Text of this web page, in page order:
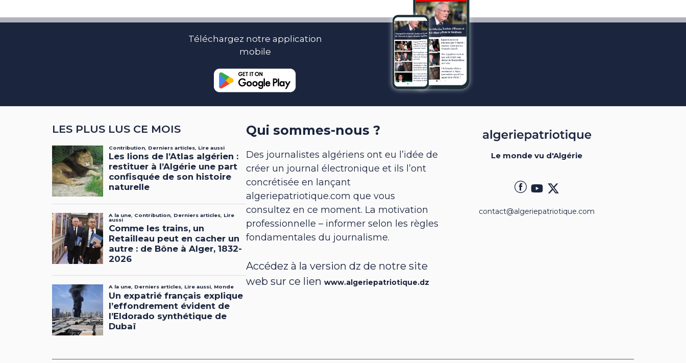
Téléchargez notre application
mobile
LES PLUS LUS CE MOIS Qui sommes-nous ?
Des journalistes algériens ont eu l’idée de
créer un journal électronique et ils l’ont
concrétisée en lançant
algeriepatriotique.com que vous
consultez en ce moment. La motivation
professionnelle – informer selon les règles
fondamentales du journalisme.
Accédez à la version dz de notre site
web sur ce lienwww.algeriepatriotique.dz
Le monde vu d'Algérie
contact@algeriepatriotique.com